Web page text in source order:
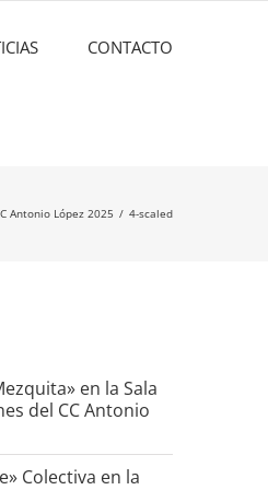
CONTACTO
Antonio López 2025 4-scaled
en la Sala
del CC Antonio
Colectiva en la